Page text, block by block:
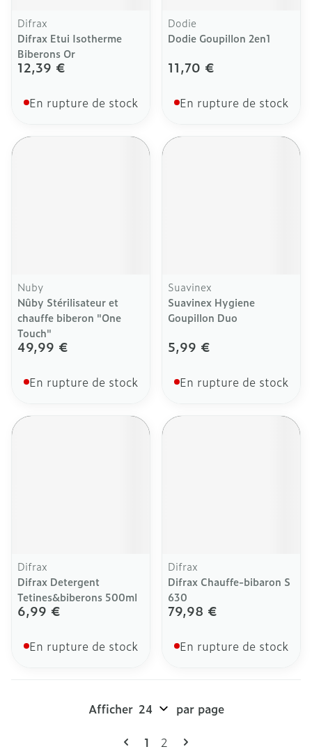
Difrax
Difrax Etui Isotherme
Biberons Or
12,39 €
En rupture de stock
Dodie
Dodie Goupillon 2en1
11,70 €
En rupture de stock
Nuby
Nûby Stérilisateur et
chauffe biberon "One
Touch"
49,99 €
En rupture de stock
Suavinex
Suavinex Hygiene
Goupillon Duo
5,99 €
En rupture de stock
Difrax
Difrax Detergent
Tetines&biberons 500ml
6,99 €
En rupture de stock
Difrax
Difrax Chauffe-bibaron S
630
79,98 €
En rupture de stock
Pages
Vous lisez actuellement la
1 Page
2
Afficher par page